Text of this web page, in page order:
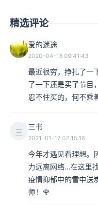
精选评论
爱的迷途
2020-04-18 09:41:43
最近很穷，挣扎了一
了一下还是买了节目
忍不住买的，何不乘
三
三书
2021-01-17 02:15:16
今年才遇见看理想。
力远离网络…在这里
疫情抑郁中的雪中送
师！🌹